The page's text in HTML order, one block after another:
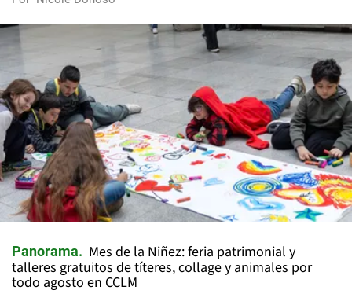
Panorama
Mes de la Niñez: feria patrimonial y
talleres gratuitos de títeres, collage y animales por
todo agosto en CCLM